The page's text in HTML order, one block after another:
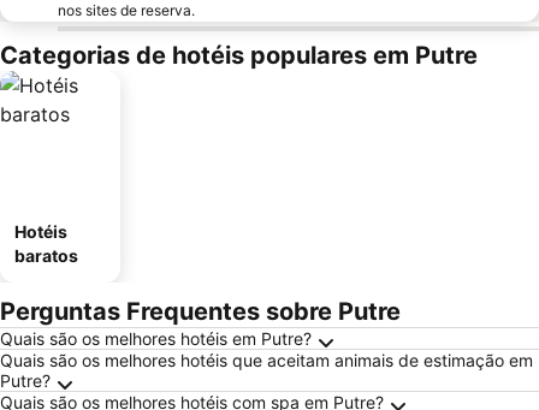
nos sites de reserva.
Categorias de hotéis populares em Putre
Hotéis
baratos
Perguntas Frequentes sobre Putre
Quais são os melhores hotéis em Putre?
Quais são os melhores hotéis que aceitam animais de estimação em
Putre?
Quais são os melhores hotéis com spa em Putre?